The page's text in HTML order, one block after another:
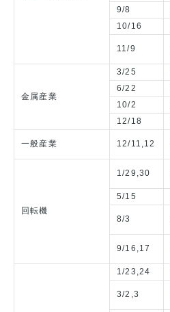
9/8
10/16
11/9
金属産業
3/25
6/22
10/2
12/18
一般産業 12/11,12
回転機
1/29,30
5/15
8/3
9/16,17
1/23,24
3/2,3